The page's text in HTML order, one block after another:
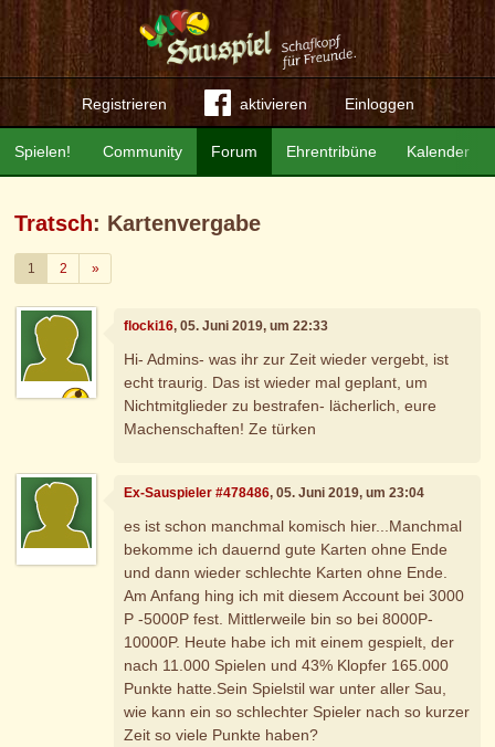
Registrieren aktivieren Einloggen
Community Forum Ehrentribüne Kalender
Spielen!
Tratsch: Kartenvergabe
1 2 »Weiter
flocki16, 05. Juni 2019, um 22:33
Hi- Admins- was ihr zur Zeit wieder vergebt, ist
echt traurig. Das ist wieder mal geplant, um
Nichtmitglieder zu bestrafen- lächerlich, eure
Machenschaften! Ze türken
Ex-Sauspieler #478486, 05. Juni 2019, um 23:04
es ist schon manchmal komisch hier...Manchmal
bekomme ich dauernd gute Karten ohne Ende
und dann wieder schlechte Karten ohne Ende.
Am Anfang hing ich mit diesem Account bei 3000
P -5000P fest. Mittlerweile bin so bei 8000P-
10000P. Heute habe ich mit einem gespielt, der
nach 11.000 Spielen und 43% Klopfer 165.000
Punkte hatte.Sein Spielstil war unter aller Sau,
wie kann ein so schlechter Spieler nach so kurzer
Zeit so viele Punkte haben?